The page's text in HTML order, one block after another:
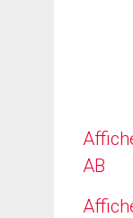
AB